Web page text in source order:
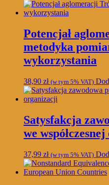
Potencjał
metodyka
wykorzystania
38,90 zł (w tym 5% VAT)
Satysfakcja
we
37,99 zł (w tym 5% VAT)